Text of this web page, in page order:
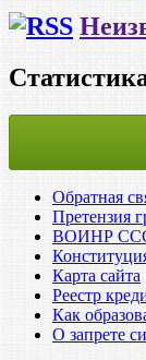
Обратная
Претензия
ВОИНР
Карта сайта
Реестр
Как
О запрете